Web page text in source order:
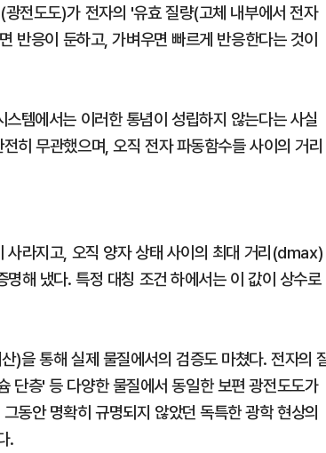
전도도)가 전자의 '유효 질량(고체 내부에서 전자
반응이 둔하고, 가벼우면 빠르게 반응한다는 것이
템에서는 이러한 통념이 성립하지 않는다는 사실
히 무관했으며, 오직 전자 파동함수들 사이의 거리
사라지고, 오직 양자 상태 사이의 최대 거리(dmax)
해 냈다. 특정 대칭 조건 하에서는 이 값이 상수로
)을 통해 실제 물질에서의 검증도 마쳤다. 전자의
단층' 등 다양한 물질에서 동일한 보편 광전도도가
동안 명확히 규명되지 않았던 독특한 광학 현상의
.